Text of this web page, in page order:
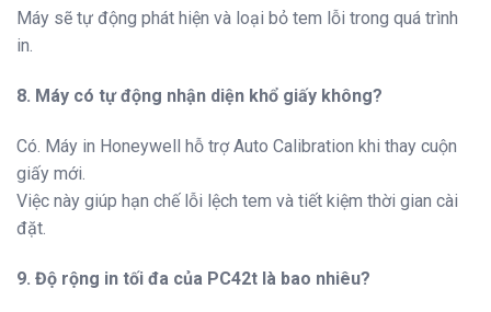
Máy sẽ tự động phát hiện và loại bỏ tem lỗi trong quá trình
in.
8. Máy có tự động nhận diện khổ giấy không?
Có. Máy in Honeywell hỗ trợ Auto Calibration khi thay cuộn
giấy mới.
Việc này giúp hạn chế lỗi lệch tem và tiết kiệm thời gian cài
đặt.
9. Độ rộng in tối đa của PC42t là bao nhiêu?